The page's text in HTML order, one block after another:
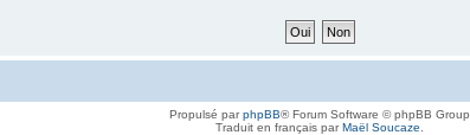
Propulsé parphpBB® Forum Software © phpBB Group
Traduit en français parMaël Soucaze